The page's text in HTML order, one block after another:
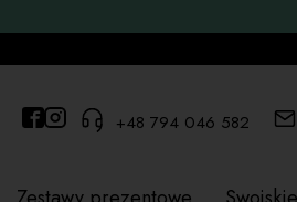
+48 794 046 582